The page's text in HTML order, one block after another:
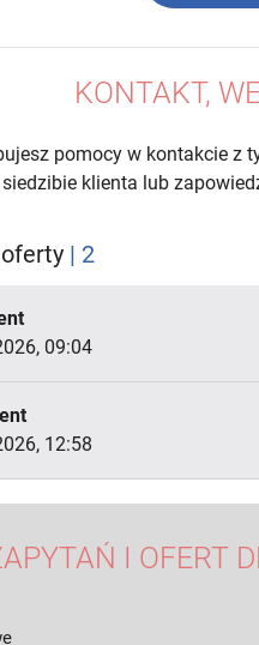
KONTAKT,
pomocy w kontakcie z
siedzibie klienta lub
oferty | 2
09:04
12:58
I OFERT